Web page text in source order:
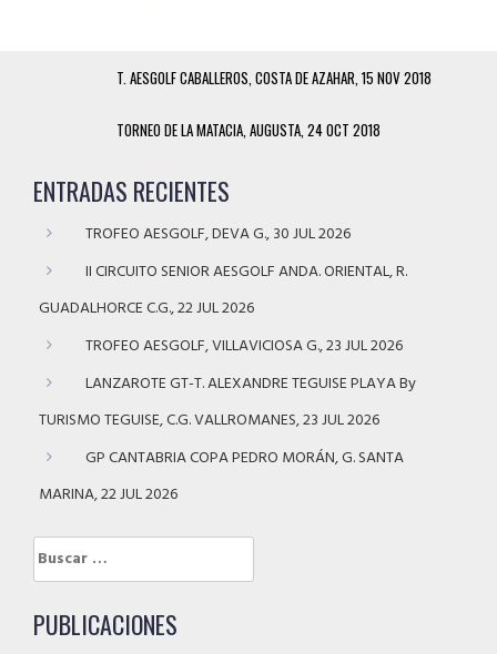
T. AESGOLF CABALLEROS, COSTA DE AZAHAR, 15 NOV 2018
TORNEO DE LA MATACIA, AUGUSTA, 24 OCT 2018
ENTRADAS RECIENTES
TROFEO AESGOLF, DEVA G., 30 JUL 2026
II CIRCUITO SENIOR AESGOLF ANDA. ORIENTAL, R.
GUADALHORCE C.G., 22 JUL 2026
TROFEO AESGOLF, VILLAVICIOSA G., 23 JUL 2026
LANZAROTE GT-T. ALEXANDRE TEGUISE PLAYA By
TURISMO TEGUISE, C.G. VALLROMANES, 23 JUL 2026
GP CANTABRIA COPA PEDRO MORÁN, G. SANTA
MARINA, 22 JUL 2026
Buscar:
PUBLICACIONES